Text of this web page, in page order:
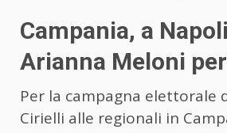
Campania, a
Arianna Meloni
Per la campagna elettorale
Cirielli alle regionali in